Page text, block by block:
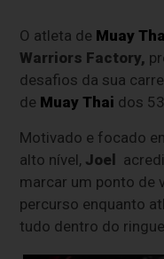
O atleta de Muay
Warriors Factory,
desafios da sua
de Muay Thai dos
Motivado e focado
alto nível, Joel
marcar um ponto de
percurso enquanto
tudo dentro do